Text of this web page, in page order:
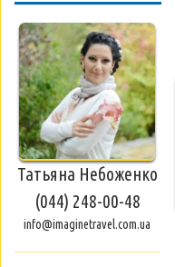
Татьяна Небоженко
(044) 248-00-48
info@imaginetravel.com.ua